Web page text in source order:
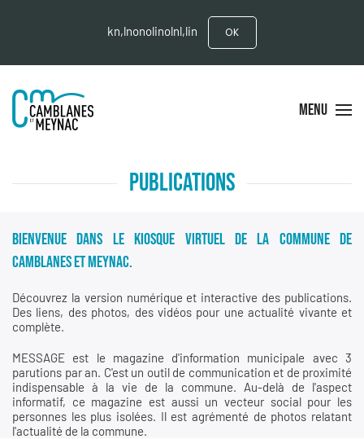
kn,lnonolinolnl,lin OK
MENU
PUBLICATIONS
BIENVENUE DANS LE KIOSQUE VIRTUEL DE LA COMMUNE DE
CAMBLANES ET MEYNAC.
Découvrez la version numérique et interactive des publications.
Des liens, des photos, des vidéos pour une actualité vivante et
complète.
MESSAGE est le magazine d'information municipale avec 3
parutions par an. C'est un outil de communication et de proximité
indispensable à la vie de la commune. Au-delà de l'aspect
informatif, ce magazine est aussi un vecteur social pour les
personnes les plus isolées. Il est agrémenté de photos relatant
l'actualité de la commune.